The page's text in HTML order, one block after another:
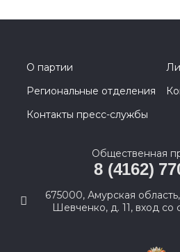
О партии
Региональные отделения
Контакты пресс-службы
Общественная
8 (4162)
675000, Амурская
Шевченко, д. 11, вход со